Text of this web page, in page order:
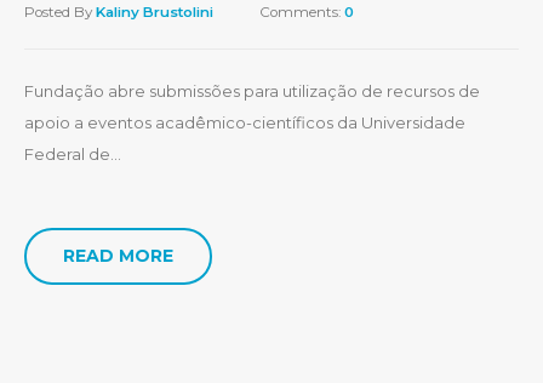
Posted By Kaliny Brustolini Comments: 0
Fundação abre submissões para utilização de recursos de
apoio a eventos acadêmico-científicos da Universidade
Federal de...
READ MORE